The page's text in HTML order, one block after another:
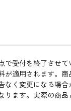
受付を終了させて
適用されます。商
く変更になる場合
ます。実際の商品